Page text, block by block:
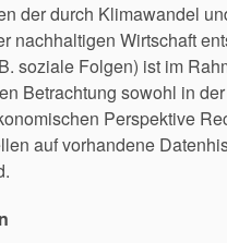
der durch Klimawandel
nachhaltigen Wirtschaft
soziale Folgen) ist im
Betrachtung sowohl in
Perspektive
auf vorhandene